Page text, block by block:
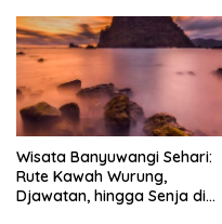
Wisata Banyuwangi Sehari:
Rute Kawah Wurung,
Djawatan, hingga Senja di